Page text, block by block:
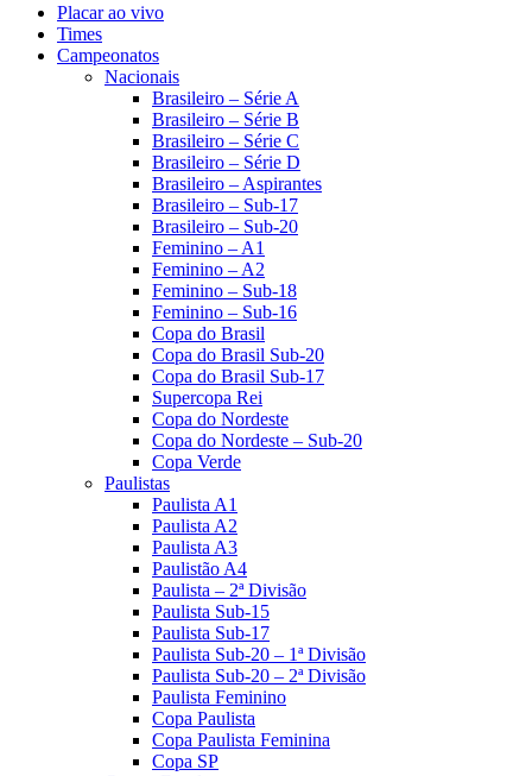
Placar ao vivo
Times
Campeonatos
Nacionais
Brasileiro – Série A
Brasileiro – Série B
Brasileiro – Série C
Brasileiro – Série D
Brasileiro – Aspirantes
Brasileiro – Sub-17
Brasileiro – Sub-20
Feminino – A1
Feminino – A2
Feminino – Sub-18
Feminino – Sub-16
Copa do Brasil
Copa do Brasil Sub-20
Copa do Brasil Sub-17
Supercopa Rei
Copa do Nordeste
Copa do Nordeste – Sub-20
Copa Verde
Paulistas
Paulista A1
Paulista A2
Paulista A3
Paulistão A4
Paulista – 2ª Divisão
Paulista Sub-15
Paulista Sub-17
Paulista Sub-20 – 1ª Divisão
Paulista Sub-20 – 2ª Divisão
Paulista Feminino
Copa Paulista
Copa Paulista Feminina
Copa SP